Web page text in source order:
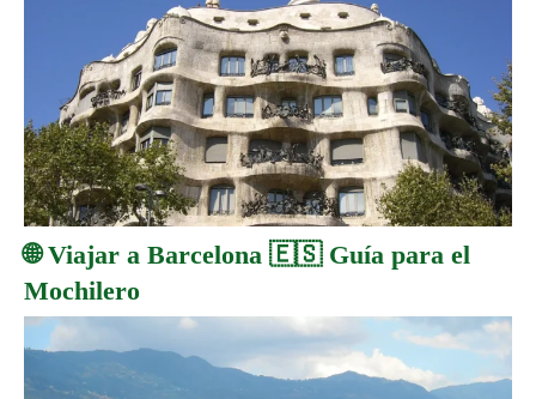
🌐 Viajar a Barcelona 🇪🇸 Guía para el
Mochilero